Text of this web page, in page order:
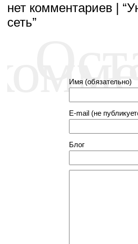
нет комментариев |
сеть”
Имя (обязательно)
E-mail (не
Блог